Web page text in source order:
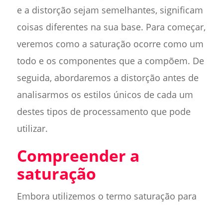
e a distorção sejam semelhantes, significam
coisas diferentes na sua base. Para começar,
veremos como a saturação ocorre como um
todo e os componentes que a compõem. De
seguida, abordaremos a distorção antes de
analisarmos os estilos únicos de cada um
destes tipos de processamento que pode
utilizar.
Compreender a
saturação
Embora utilizemos o termo saturação para